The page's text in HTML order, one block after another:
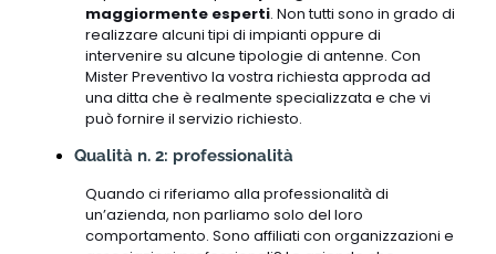
maggiormente esperti. Non tutti sono in grado di
realizzare alcuni tipi di impianti oppure di
intervenire su alcune tipologie di antenne. Con
Mister Preventivo la vostra richiesta approda ad
una ditta che è realmente specializzata e che vi
può fornire il servizio richiesto.
Qualità n. 2: professionalità
Quando ci riferiamo alla professionalità di
un’azienda, non parliamo solo del loro
comportamento. Sono affiliati con organizzazioni e